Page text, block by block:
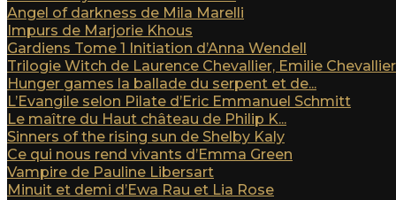
Angel of darkness de Mila Marelli
Impurs de Marjorie Khous
Gardiens Tome 1 Initiation d’Anna Wendell
Trilogie Witch de Laurence Chevallier, Emilie Chevallier
Hunger games la ballade du serpent et de...
L’Evangile selon Pilate d’Eric Emmanuel Schmitt
Le maître du Haut château de Philip K...
Sinners of the rising sun de Shelby Kaly
Ce qui nous rend vivants d’Emma Green
Vampire de Pauline Libersart
Minuit et demi d’Ewa Rau et Lia Rose